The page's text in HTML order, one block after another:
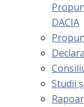
DACIA
Studii